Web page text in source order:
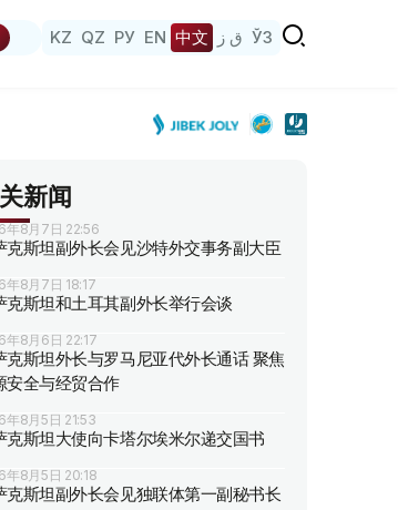
KZ QZ РУ EN 中文 ق ز ЎЗ
新闻
年8月7日 22:56
克斯坦副外长会见沙特外交事务副大臣
年8月7日 18:17
克斯坦和土耳其副外长举行会谈
年8月6日 22:17
克斯坦外长与罗马尼亚代外长通话 聚焦
安全与经贸合作
年8月5日 21:53
克斯坦大使向卡塔尔埃米尔递交国书
年8月5日 20:18
克斯坦副外长会见独联体第一副秘书长